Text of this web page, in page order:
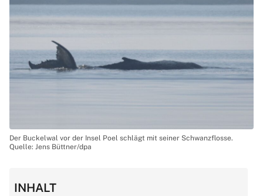
Der Buckelwal vor der Insel Poel schlägt mit seiner Schwanzflosse.
Quelle: Jens Büttner/dpa
INHALT